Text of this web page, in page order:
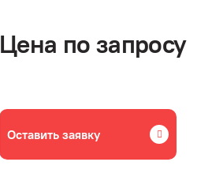
Цена по запросу
Оставить заявку